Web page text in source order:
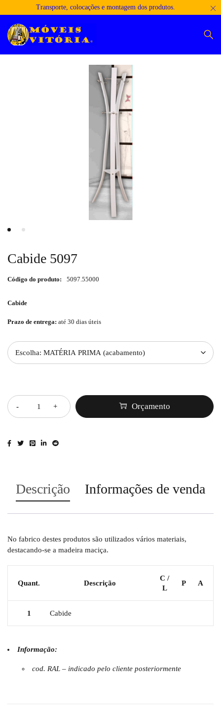
Transporte, colocações e montagem dos produtos.
Cabide 5097
Código do produto: 5097.55000
Cabide
Prazo de entrega: até 30 dias úteis
Orçamento
Descrição Informações de venda
No fabrico destes produtos são utilizados vários materiais,
destacando-se a madeira maciça.
Quant. Descrição
C /
L
P A
1 Cabide
Informação:
cod. RAL – indicado pelo cliente posteriormente